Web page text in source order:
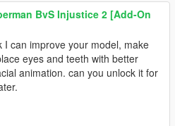
BvS Injustice 2 [Add-On
I can improve your model, make
eyes and teeth with better
animation. can you unlock it for